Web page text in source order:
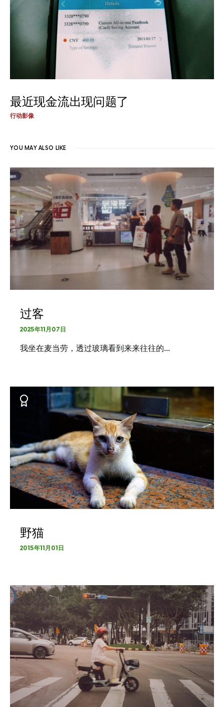
最近现金流出现问题了
行动影像
YOU MAY ALSO LIKE
过客
2025年11月07日
我坐在麦当劳，透过玻璃看到来来往往的…
野猫
2015年11月01日